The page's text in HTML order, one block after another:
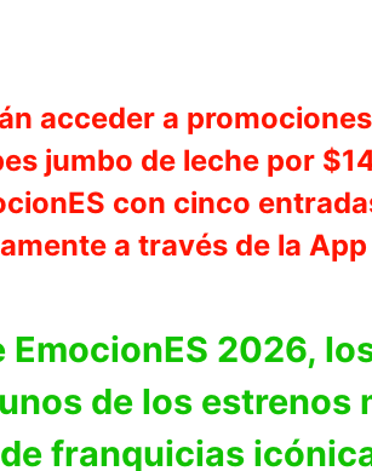
acceder a
jumbo de leche por
con cinco
a través de la
2026,
de los estrenos
franquicias